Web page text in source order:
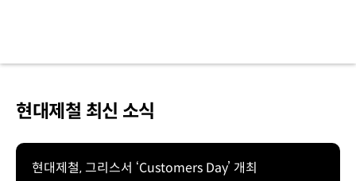
현대제철 최신 소식
현대제철, 그리스서 ‘Customers Day’ 개최